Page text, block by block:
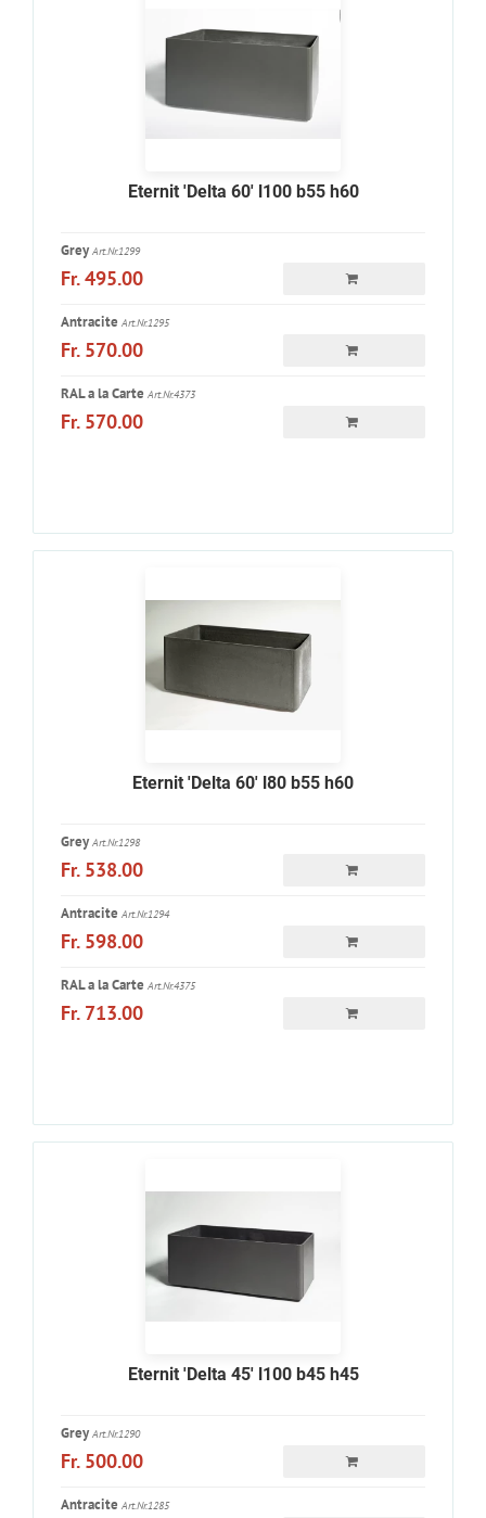
Eternit 'Delta 60' l100 b55 h60
Grey Art.Nr.1299
Fr. 495.00
Antracite Art.Nr.1295
Fr. 570.00
RAL a la Carte Art.Nr.4373
Fr. 570.00
Eternit 'Delta 60' l80 b55 h60
Grey Art.Nr.1298
Fr. 538.00
Antracite Art.Nr.1294
Fr. 598.00
RAL a la Carte Art.Nr.4375
Fr. 713.00
Eternit 'Delta 45' l100 b45 h45
Grey Art.Nr.1290
Fr. 500.00
Antracite Art.Nr.1285